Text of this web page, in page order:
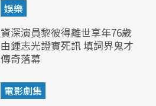
娛樂
資深演員黎彼得離世享年76歲
由鍾志光證實死訊 填詞界鬼才
傳奇落幕
電影劇集